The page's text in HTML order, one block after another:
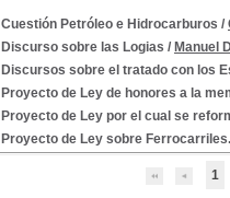
Cuestión Petróleo e Hidrocarburos /
Discurso sobre las Logias / Manuel
Discursos sobre el tratado con los
Proyecto de Ley de honores a la
Proyecto de Ley por el cual se
Proyecto de Ley sobre
1